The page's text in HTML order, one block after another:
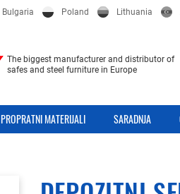
Bulgaria Poland Lithuania
The biggest manufacturer and distributor of
safes and steel furniture in Europe
PROPRATNI MATERIJALI SARADNJA